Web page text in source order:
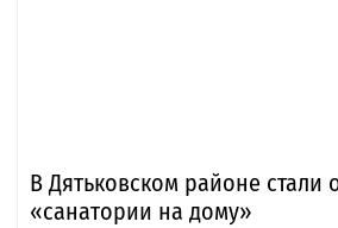
В Дятьковском районе стали
«санатории на дому»